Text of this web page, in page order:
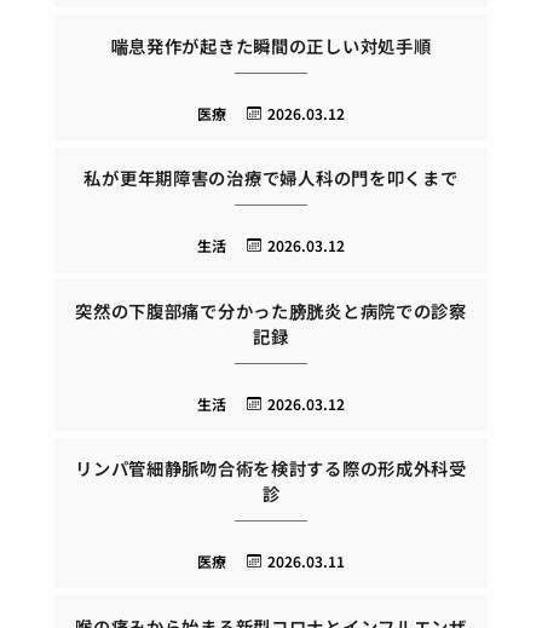
喘息発作が起きた瞬間の正しい対処手順
2026.03.12
医療
私が更年期障害の治療で婦人科の門を叩くまで
2026.03.12
生活
突然の下腹部痛で分かった膀胱炎と病院での診察
記録
2026.03.12
生活
リンパ管細静脈吻合術を検討する際の形成外科受
診
2026.03.11
医療